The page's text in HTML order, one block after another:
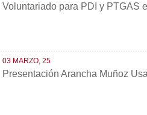
Voluntariado para PDI y PTGAS
03 MARZO, 25
Presentación Arancha Muñoz